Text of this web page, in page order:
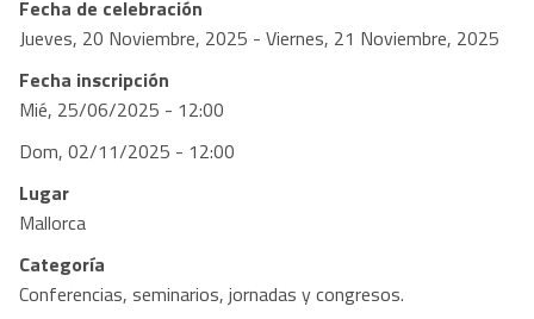
Fecha de celebración
Jueves, 20 Noviembre, 2025 - Viernes, 21 Noviembre, 2025
Fecha inscripción
Mié, 25/06/2025 - 12:00
Dom, 02/11/2025 - 12:00
Lugar
Mallorca
Categoría
Conferencias, seminarios, jornadas y congresos.